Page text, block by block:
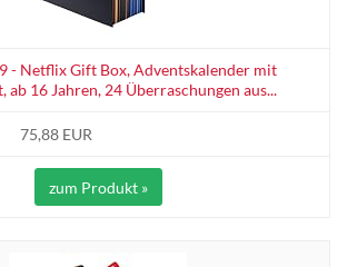
- Netflix Gift Box, Adventskalender mit
ab 16 Jahren, 24 Überraschungen aus...
75,88 EUR
zum Produkt »